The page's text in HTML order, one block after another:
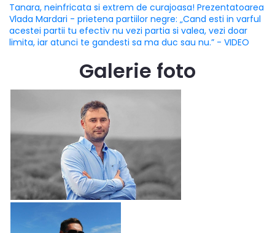
Tanara, neinfricata si extrem de curajoasa! Prezentatoarea
Vlada Mardari - prietena partiilor negre: „Cand esti in varful
acestei partii tu efectiv nu vezi partia si valea, vezi doar
limita, iar atunci te gandesti sa ma duc sau nu.” - VIDEO
Galerie foto